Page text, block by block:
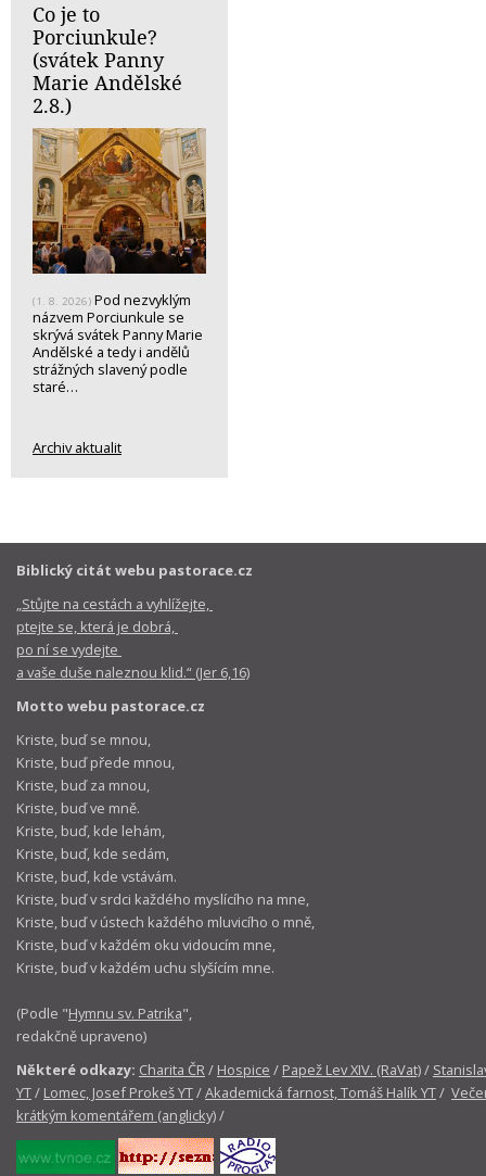
Co je to
Porciunkule?
(svátek Panny
Marie Andělské
2.8.)
(1. 8. 2026) Pod nezvyklým
názvem Porciunkule se
skrývá svátek Panny Marie
Andělské a tedy i andělů
strážných slavený podle
staré…
Archiv aktualit
Biblický citát webu pastorace.cz
„Stůjte na cestách a vyhlížejte,
ptejte se, která je dobrá,
po ní se vydejte
a vaše duše naleznou klid.“ (Jer 6,16)
Motto webu pastorace.cz
Kriste, buď se mnou,
Kriste, buď přede mnou,
Kriste, buď za mnou,
Kriste, buď ve mně.
Kriste, buď, kde lehám,
Kriste, buď, kde sedám,
Kriste, buď, kde vstávám.
Kriste, buď v srdci každého myslícího na mne,
Kriste, buď v ústech každého mluvicího o mně,
Kriste, buď v každém oku vidoucím mne,
Kriste, buď v každém uchu slyšícím mne.
(Podle "Hymnu sv. Patrika",
redakčně upraveno)
Některé odkazy: Charita ČR/ Hospice / Papež Lev XIV. (RaVat)/
YT/ Lomec, Josef Prokeš YT/Akademická farnost, Tomáš Halík YT/
krátkým komentářem (anglicky)/